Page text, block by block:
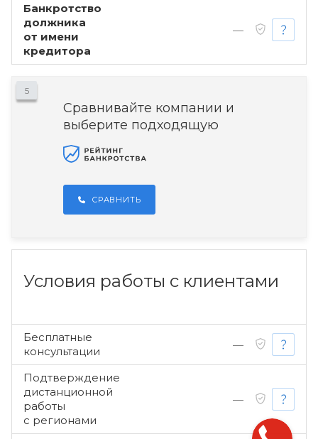
Банкротство
должника
от имени
кредитора
—
5
Сравнивайте компании и
выберите подходящую
СРАВНИТЬ
Условия работы с клиентами
Бесплатные
консультации
—
Подтверждение
дистанционной
работы
с регионами
—